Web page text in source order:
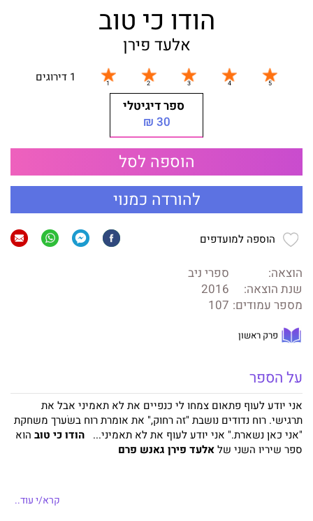
הודו כי טוב
אלעד פירן
1 דירוגים
ספר דיגיטלי
30 ₪
הוספה לסל
להורדה כמנוי
הוספה למועדפים
הוצאה:
ספרי ניב
שנת הוצאה:
2016
מספר עמודים: 107
פרק ראשון
על הספר
אני יודע לעוף פתאום צמחו לי כנפיים את לא תאמיני אבל את
תרגישי. רוח נדודים נושבת "זה רחוק," את אומרת רוח בשׂערך משחקת
"אני כאן נשארת." אני יודע לעוף את לא תאמיני... הודו כי טוב הוא
ספר שיריו השני שלאלעד פירן גאנש פרם
קרא/י עוד..